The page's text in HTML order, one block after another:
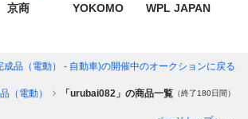
京商 YOKOMO WPL JAPAN
成品（電動） - 自動車)の開催中のオークションに戻る
（電動） 「urubai082」の商品一覧 （終了180日間）